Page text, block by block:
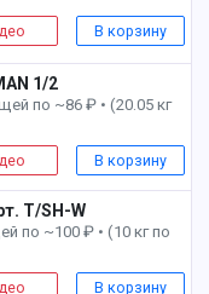
В корзину
1/2
по ~86 ₽ • (20.05 кг
В корзину
T/SH-W
по ~100 ₽ • (10 кг по
В корзину